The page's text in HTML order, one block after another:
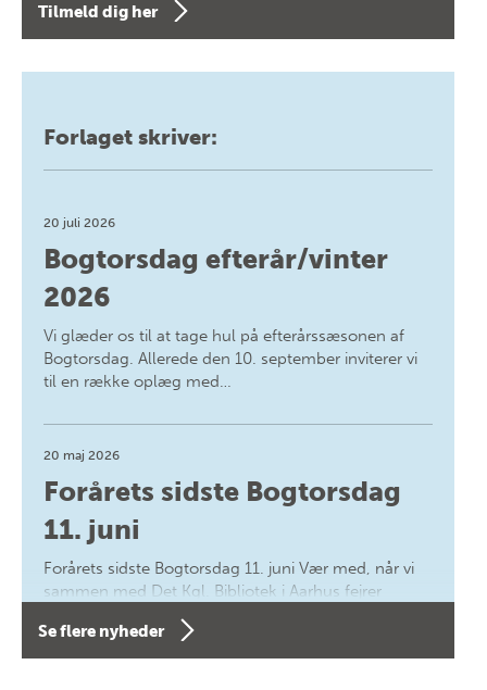
Tilmeld dig her
Forlaget skriver:
20 juli 2026
Bogtorsdag efterår/vinter
2026
Vi glæder os til at tage hul på efterårssæsonen af
Bogtorsdag. Allerede den 10. september inviterer vi
til en række oplæg med…
20 maj 2026
Forårets sidste Bogtorsdag
11. juni
Forårets sidste Bogtorsdag 11. juni Vær med, når vi
sammen med Det Kgl. Bibliotek i Aarhus fejrer
forfatterne bag vores nyes…
Se flere nyheder